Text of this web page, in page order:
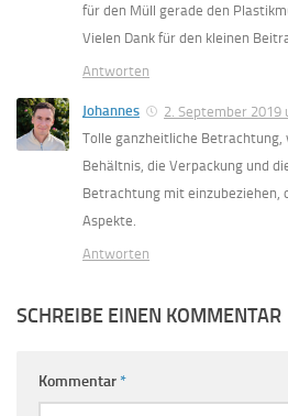
für den Müll gerade den
Vielen Dank für den kleinen
Antworten
Johannes
2. September 2019
Tolle ganzheitliche Betrachtung,
Behältnis, die Verpackung und
Betrachtung mit einzubeziehen,
Aspekte.
Antworten
SCHREIBE EINEN KOMMENTAR
Kommentar*